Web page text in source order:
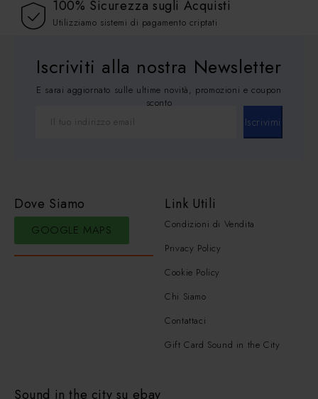
100% Sicurezza sugli Acquisti
Utilizziamo sistemi di pagamento criptati
Iscriviti alla nostra Newsletter
E sarai aggiornato sulle ultime novità, promozioni e coupon
sconto
Iscrivimi
Dove Siamo
GOOGLE MAPS
Link Utili
Condizioni di Vendita
Privacy Policy
Cookie Policy
Chi Siamo
Contattaci
Gift Card Sound in the City
Sound in the city su ebay